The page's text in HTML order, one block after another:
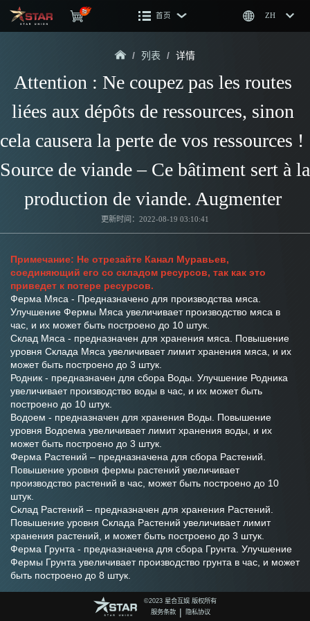
首页 ZH
/ 列表 / 详情
Attention : Ne coupez pas les routes
liées aux dépôts de ressources, sinon
cela causera la perte de vos ressources !
Source de viande – Ce bâtiment sert à la
production de viande. Augmenter
更新时间：2022-08-19 03:10:41
Примечание: Не отрезайте Канал Муравьев,
соединяющий его со складом ресурсов, так как это
приведет к потере ресурсов.
Ферма Мяса - Предназначено для производства мяса.
Улучшение Фермы Мяса увеличивает производство мяса в
час, и их может быть построено до 10 штук.
Склад Мяса - предназначен для хранения мяса. Повышение
уровня Склада Мяса увеличивает лимит хранения мяса, и их
может быть построено до 3 штук.
Родник - предназначен для сбора Воды. Улучшение Родника
увеличивает производство воды в час, и их может быть
построено до 10 штук.
Водоем - предназначен для хранения Воды. Повышение
уровня Водоема увеличивает лимит хранения воды, и их
может быть построено до 3 штук.
Ферма Растений – предназначена для сбора Растений.
Повышение уровня фермы растений увеличивает
производство растений в час, может быть построено до 10
штук.
Склад Растений – предназначен для хранения Растений.
Повышение уровня Склада Растений увеличивает лимит
хранения растений, и может быть построено до 3 штук.
Ферма Грунта - предназначена для сбора Грунта. Улучшение
Фермы Грунта увеличивает производство грунта в час, и может
быть построено до 8 штук.
Повышение уровня Склада Грунта увеличивает лимит
хранения грунта, и может быть построено до 3 штук.
©️2023 星合互娱 版权所有
服务条款
| 隐私协议